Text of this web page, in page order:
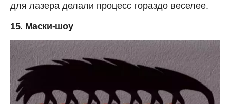
для лазера делали процесс гораздо веселее.
15. Маски-шоу